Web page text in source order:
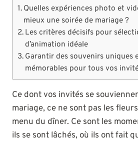
Quelles expériences photo et
mieux une soirée de mariage ?
Les critères décisifs pour
d’animation idéale
Garantir des souvenirs uniques
mémorables pour tous vos
Ce dont vos invités se
mariage, ce ne sont pas les
menu du dîner. Ce sont les
ils se sont lâchés, où ils ont fait